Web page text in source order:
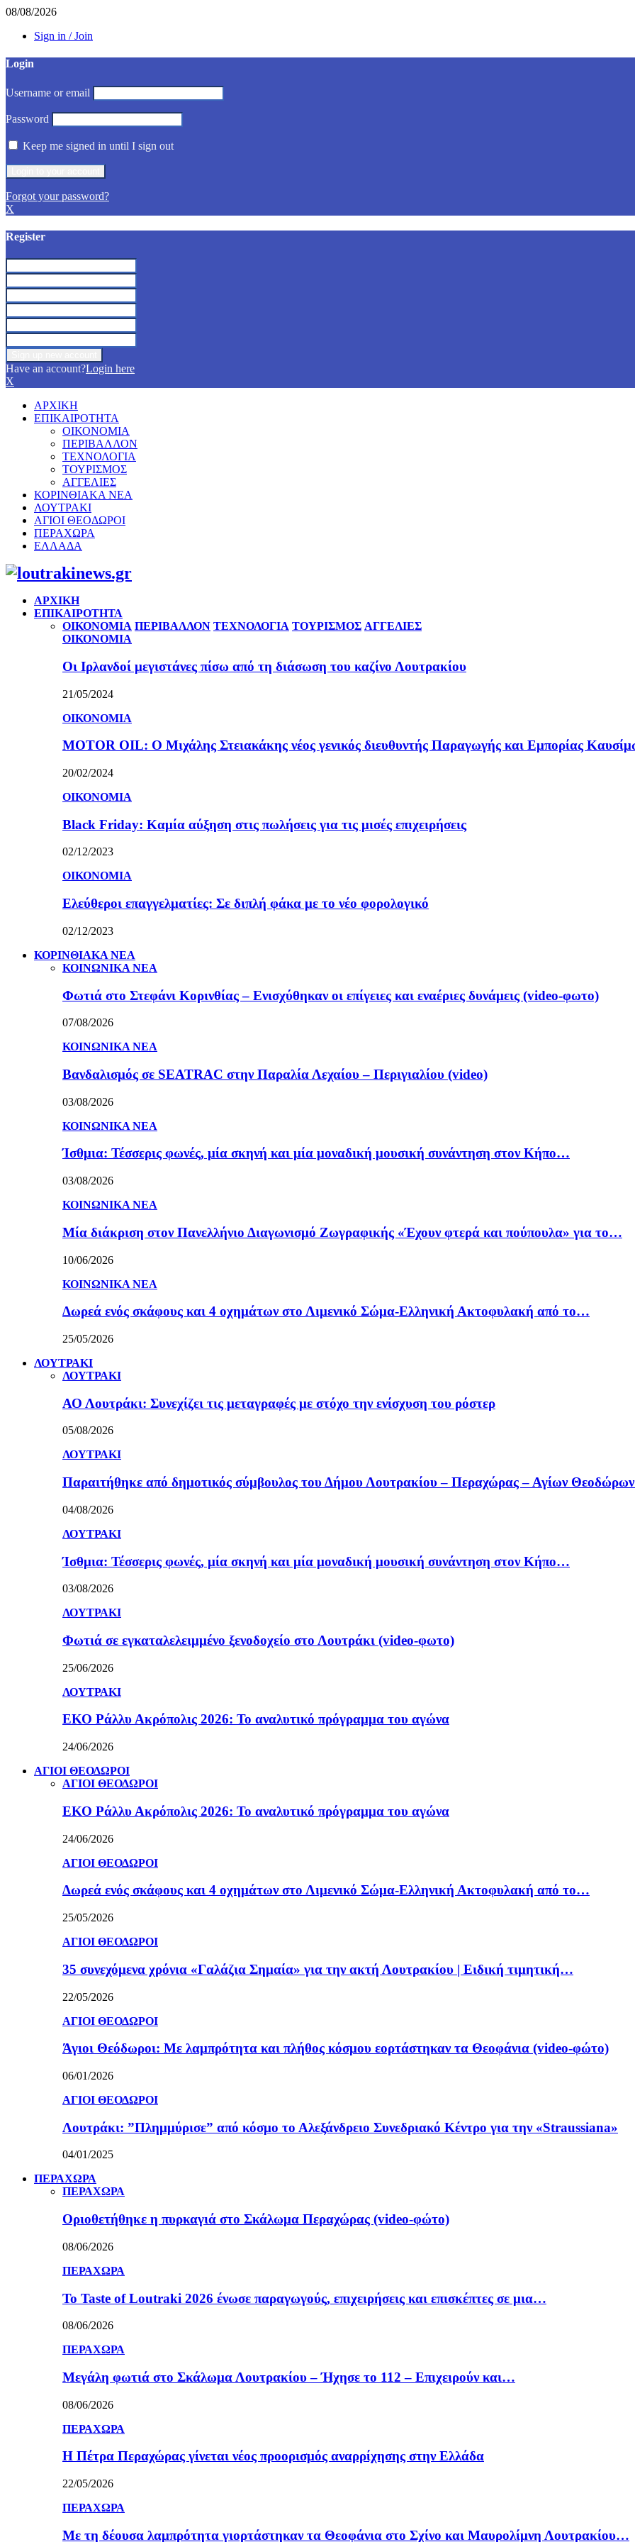
08/08/2026
Sign in / Join
Login
Username or email
Password
Keep me signed in until I sign out
Forgot your password?
X
Register
Have an account?Login here
X
ΑΡΧΙΚΗ
ΕΠΙΚΑΙΡΟΤΗΤΑ
ΟΙΚΟΝΟΜΙΑ
ΠΕΡΙΒΑΛΛΟΝ
ΤΕΧΝΟΛΟΓΙΑ
ΤΟΥΡΙΣΜΟΣ
ΑΓΓΕΛΙΕΣ
ΚΟΡΙΝΘΙΑΚΑ ΝΕΑ
ΛΟΥΤΡΑΚΙ
ΑΓΙΟΙ ΘΕΟΔΩΡΟΙ
ΠΕΡΑΧΩΡΑ
ΕΛΛΑΔΑ
Facebook
Twitter
Instagram
Pinterest
Youtube
ΑΡΧΙΚΗ
ΕΠΙΚΑΙΡΟΤΗΤΑ
ΟΙΚΟΝΟΜΙΑ ΠΕΡΙΒΑΛΛΟΝ ΤΕΧΝΟΛΟΓΙΑ ΤΟΥΡΙΣΜΟΣ ΑΓΓΕΛΙΕΣ
ΟΙΚΟΝΟΜΙΑ
Οι Ιρλανδοί μεγιστάνες πίσω από τη διάσωση του καζίνο Λουτρακίου
21/05/2024
ΟΙΚΟΝΟΜΙΑ
MOTOR OIL: Ο Μιχάλης Στειακάκης νέος γενικός διευθυντής Παραγωγής και Εμπορίας
20/02/2024
ΟΙΚΟΝΟΜΙΑ
Black Friday: Καμία αύξηση στις πωλήσεις για τις μισές επιχειρήσεις
02/12/2023
ΟΙΚΟΝΟΜΙΑ
Ελεύθεροι επαγγελματίες: Σε διπλή φάκα με το νέο φορολογικό
02/12/2023
ΚΟΡΙΝΘΙΑΚΑ ΝΕΑ
ΚΟΙΝΩΝΙΚΑ ΝΕΑ
Φωτιά στο Στεφάνι Κορινθίας – Ενισχύθηκαν οι επίγειες και εναέριες δυνάμεις (video-φωτο)
07/08/2026
ΚΟΙΝΩΝΙΚΑ ΝΕΑ
Βανδαλισμός σε SEATRAC στην Παραλία Λεχαίου – Περιγιαλίου (video)
03/08/2026
ΚΟΙΝΩΝΙΚΑ ΝΕΑ
Ίσθμια: Τέσσερις φωνές, μία σκηνή και μία μοναδική μουσική συνάντηση στον Κήπο…
03/08/2026
ΚΟΙΝΩΝΙΚΑ ΝΕΑ
Μία διάκριση στον Πανελλήνιο Διαγωνισμό Ζωγραφικής «Έχουν φτερά και πούπουλα» για το…
10/06/2026
ΚΟΙΝΩΝΙΚΑ ΝΕΑ
Δωρεά ενός σκάφους και 4 οχημάτων στο Λιμενικό Σώμα-Ελληνική Ακτοφυλακή από το…
25/05/2026
ΛΟΥΤΡΑΚΙ
ΛΟΥΤΡΑΚΙ
ΑΟ Λουτράκι: Συνεχίζει τις μεταγραφές με στόχο την ενίσχυση του ρόστερ
05/08/2026
ΛΟΥΤΡΑΚΙ
Παραιτήθηκε από δημοτικός σύμβουλος του Δήμου Λουτρακίου – Περαχώρας – Αγίων
04/08/2026
ΛΟΥΤΡΑΚΙ
Ίσθμια: Τέσσερις φωνές, μία σκηνή και μία μοναδική μουσική συνάντηση στον Κήπο…
03/08/2026
ΛΟΥΤΡΑΚΙ
Φωτιά σε εγκαταλελειμμένο ξενοδοχείο στο Λουτράκι (video-φωτο)
25/06/2026
ΛΟΥΤΡΑΚΙ
ΕΚΟ Ράλλυ Ακρόπολις 2026: Το αναλυτικό πρόγραμμα του αγώνα
24/06/2026
ΑΓΙΟΙ ΘΕΟΔΩΡΟΙ
ΑΓΙΟΙ ΘΕΟΔΩΡΟΙ
ΕΚΟ Ράλλυ Ακρόπολις 2026: Το αναλυτικό πρόγραμμα του αγώνα
24/06/2026
ΑΓΙΟΙ ΘΕΟΔΩΡΟΙ
Δωρεά ενός σκάφους και 4 οχημάτων στο Λιμενικό Σώμα-Ελληνική Ακτοφυλακή από το…
25/05/2026
ΑΓΙΟΙ ΘΕΟΔΩΡΟΙ
35 συνεχόμενα χρόνια «Γαλάζια Σημαία» για την ακτή Λουτρακίου | Ειδική τιμητική…
22/05/2026
ΑΓΙΟΙ ΘΕΟΔΩΡΟΙ
Άγιοι Θεόδωροι: Με λαμπρότητα και πλήθος κόσμου εορτάστηκαν τα Θεοφάνια (video-φώτο)
06/01/2026
ΑΓΙΟΙ ΘΕΟΔΩΡΟΙ
Λουτράκι: ”Πλημμύρισε” από κόσμο το Αλεξάνδρειο Συνεδριακό Κέντρο για την «Straussiana»
04/01/2025
ΠΕΡΑΧΩΡΑ
ΠΕΡΑΧΩΡΑ
Οριοθετήθηκε η πυρκαγιά στο Σκάλωμα Περαχώρας (video-φώτο)
08/06/2026
ΠΕΡΑΧΩΡΑ
Το Taste of Loutraki 2026 ένωσε παραγωγούς, επιχειρήσεις και επισκέπτες σε μια…
08/06/2026
ΠΕΡΑΧΩΡΑ
Μεγάλη φωτιά στο Σκάλωμα Λουτρακίου – Ήχησε το 112 – Επιχειρούν και…
08/06/2026
ΠΕΡΑΧΩΡΑ
Η Πέτρα Περαχώρας γίνεται νέος προορισμός αναρρίχησης στην Ελλάδα
22/05/2026
ΠΕΡΑΧΩΡΑ
Με τη δέουσα λαμπρότητα γιορτάστηκαν τα Θεοφάνια στο Σχίνο και Μαυρολίμνη Λουτρακίου…